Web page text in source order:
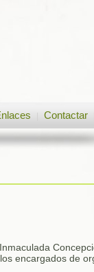
Contactar
encargados de